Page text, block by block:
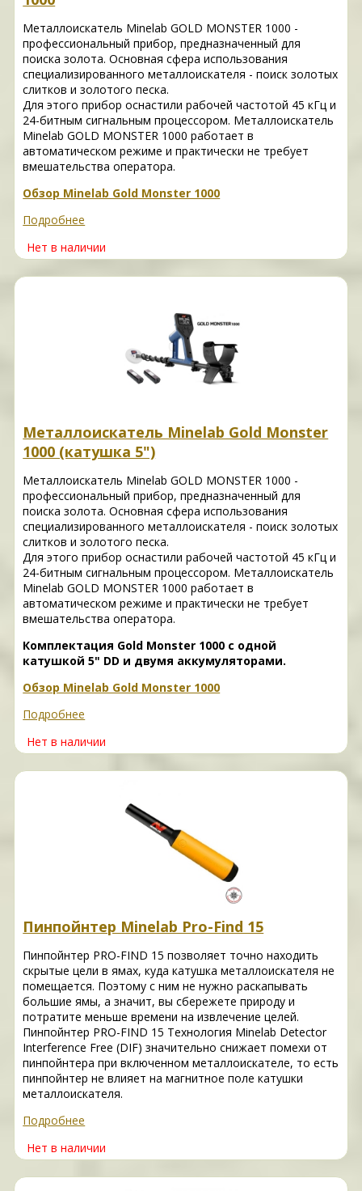
Металлоискатель Minelab GOLD MONSTER 1000 -
профессиональный прибор, предназначенный для
поиска золота. Основная сфера использования
специализированного металлоискателя - поиск золотых
слитков и золотого песка.
Для этого прибор оснастили рабочей частотой 45 кГц и
24-битным сигнальным процессором. Металлоискатель
Minelab GOLD MONSTER 1000 работает в
автоматическом режиме и практически не требует
вмешательства оператора.
Обзор Minelab Gold Monster 1000
Подробнее
Нет в наличии
Металлоискатель Minelab Gold Monster
1000 (катушка 5")
Металлоискатель Minelab GOLD MONSTER 1000 -
профессиональный прибор, предназначенный для
поиска золота. Основная сфера использования
специализированного металлоискателя - поиск золотых
слитков и золотого песка.
Для этого прибор оснастили рабочей частотой 45 кГц и
24-битным сигнальным процессором. Металлоискатель
Minelab GOLD MONSTER 1000 работает в
автоматическом режиме и практически не требует
вмешательства оператора.
Комплектация Gold Monster 1000 с одной
катушкой 5" DD и двумя аккумуляторами.
Обзор Minelab Gold Monster 1000
Подробнее
Нет в наличии
Пинпойнтер Minelab Pro-Find 15
Пинпойнтер PRO-FIND 15 позволяет точно находить
скрытые цели в ямах, куда катушка металлоискателя не
помещается. Поэтому с ним не нужно раскапывать
большие ямы, а значит, вы сбережете природу и
потратите меньше времени на извлечение целей.
Пинпойнтер PRO-FIND 15 Технология Minelab Detector
Interference Free (DIF) значительно снижает помехи от
пинпойнтера при включенном металлоискателе, то есть
пинпойнтер не влияет на магнитное поле катушки
металлоискателя.
Подробнее
Нет в наличии